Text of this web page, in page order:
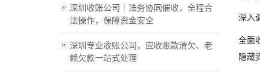
深入
全面
隐藏
深圳收账公司｜法务协同催收，全程合
法操作，保障资金安全
深圳专业收账公司，应收账款清欠、老
赖欠款一站式处理